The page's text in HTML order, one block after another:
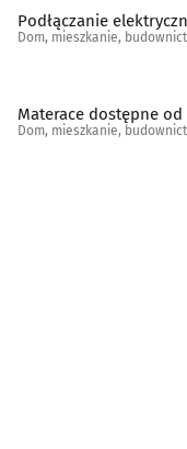
Szkło ozdobne i
Tereny zieleni -
Podłączanie
Dom, mieszkanie,
Materace dostępne od
Dom, mieszkanie,